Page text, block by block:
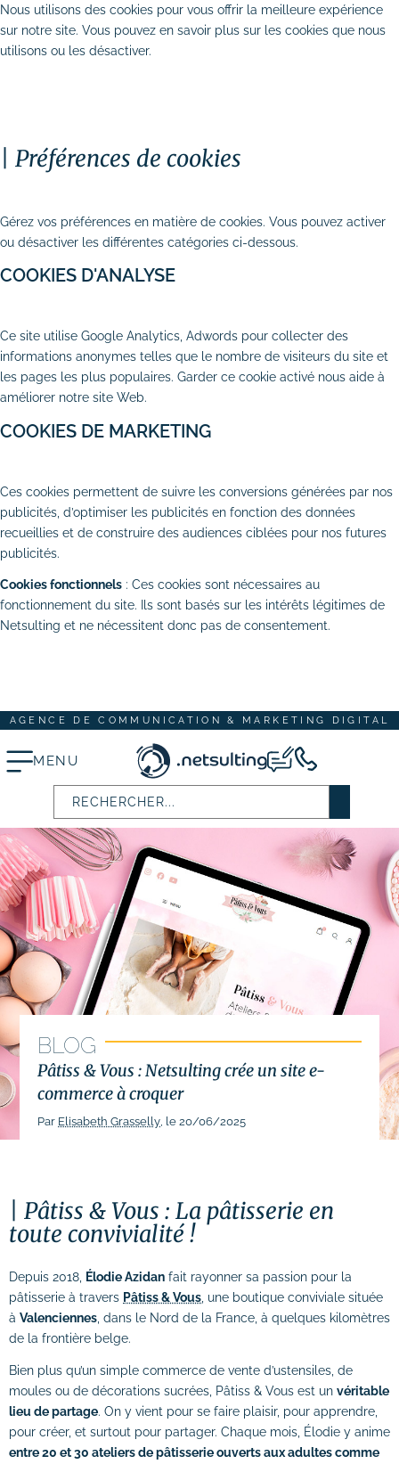
Nous utilisons des cookies pour vous offrir la meilleure expérience
sur notre site. Vous pouvez en savoir plus sur les cookies que nous
utilisons ou les désactiver.
Préférences de cookies
Gérez vos préférences en matière de cookies. Vous pouvez activer
ou désactiver les différentes catégories ci-dessous.
COOKIES D'ANALYSE
Ce site utilise Google Analytics, Adwords pour collecter des
informations anonymes telles que le nombre de visiteurs du site et
les pages les plus populaires. Garder ce cookie activé nous aide à
améliorer notre site Web.
COOKIES DE MARKETING
Ces cookies permettent de suivre les conversions générées par nos
publicités, d’optimiser les publicités en fonction des données
recueillies et de construire des audiences ciblées pour nos futures
publicités.
Cookies fonctionnels : Ces cookies sont nécessaires au
fonctionnement du site. Ils sont basés sur les intérêts légitimes de
Netsulting et ne nécessitent donc pas de consentement.
AGENCE DE COMMUNICATION & MARKETING DIGITAL
Stratégie digitale
# Plan d’actions webmarketing
Création et refonte de site internet
# Création de site e-commerce
# Site internet TPE & PME
# Dépannage & maintenance de sites
Acquisition & fidélisation
# Référencement payant (SEA)
# Community management (SMO)
Création graphique
# Graphisme print
# Identité visuelle
# Webdesign
Suivi des performances
Formations
# Formation SEO (référencement naturel)
# Formation SEA (Google Ads)
# Formation SMO (community management)
# Formation SMA (publicités réseaux sociaux)
# Formation newsletter & emailing
# Formation Photoshop
# Formation Intelligence Artificielle
MENU
BLOG
Pâtiss & Vous : Netsulting crée un site e-
commerce à croquer
Par Elisabeth Grasselly , le 20/06/2025
Pâtiss & Vous : La pâtisserie en
toute convivialité !
Depuis 2018, Élodie Azidan fait rayonner sa passion pour la
pâtisserie à travers Pâtiss & Vous, une boutique conviviale située
à Valenciennes, dans le Nord de la France, à quelques kilomètres
de la frontière belge.
Bien plus qu’un simple commerce de vente d’ustensiles, de
moules ou de décorations sucrées, Pâtiss & Vous est un véritable
lieu de partage. On y vient pour se faire plaisir, pour apprendre,
pour créer, et surtout pour partager. Chaque mois, Élodie y anime
entre 20 et 30 ateliers de pâtisserie ouverts aux adultes comme